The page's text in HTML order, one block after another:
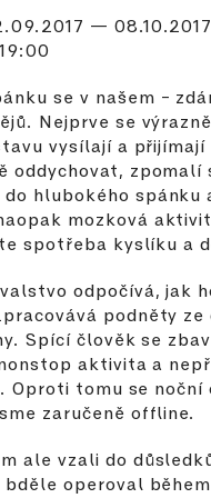
— 08.10.2017
se v našem –
Nejprve se
vysílají a
oddychovat,
hlubokého spánku
mozková
spotřeba kyslíku a
odpočívá, jak
podněty
Spící člověk se
aktivita a
tomu se noční
zaručeně offline.
ale vzali do
bděle operoval